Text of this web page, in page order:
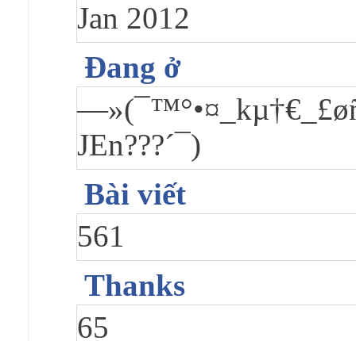
Jan 2012
Đang ở
JEn???´¯)
Bài viết
561
Thanks
65